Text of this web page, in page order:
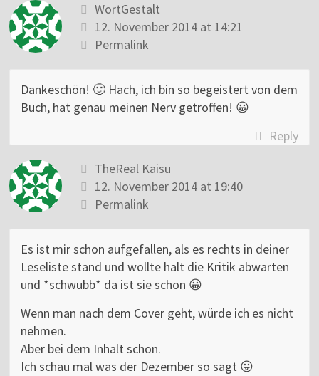
WortGestalt
12. November 2014 at 14:21
Permalink
Dankeschön! 🙂 Hach, ich bin so begeistert von dem
Buch, hat genau meinen Nerv getroffen! 😀
Reply
TheReal Kaisu
12. November 2014 at 19:40
Permalink
Es ist mir schon aufgefallen, als es rechts in deiner
Leseliste stand und wollte halt die Kritik abwarten
und *schwubb* da ist sie schon 😀
Wenn man nach dem Cover geht, würde ich es nicht
nehmen.
Aber bei dem Inhalt schon.
Ich schau mal was der Dezember so sagt 😛